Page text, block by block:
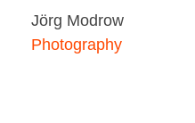
Jörg Modrow
Photography